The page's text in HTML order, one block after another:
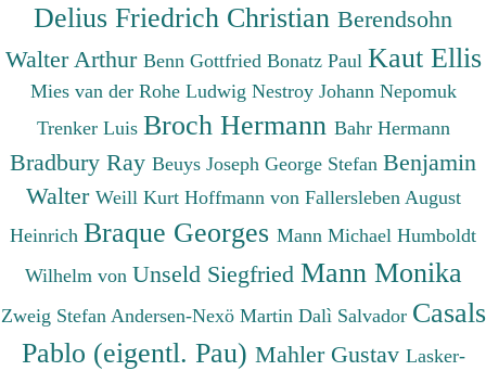
Delius Friedrich Christian Berendsohn
Walter Arthur Benn Gottfried Bonatz Paul Kaut Ellis
Mies van der Rohe Ludwig Nestroy Johann Nepomuk
Trenker Luis Broch Hermann Bahr Hermann
Bradbury Ray Beuys Joseph George Stefan Benjamin
Walter Weill Kurt Hoffmann von Fallersleben August
Heinrich Braque Georges Mann Michael Humboldt
Wilhelm von Unseld Siegfried Mann Monika
Zweig Stefan Andersen-Nexö Martin Dalì Salvador Casals
Pablo (eigentl. Pau) Mahler Gustav Lasker-